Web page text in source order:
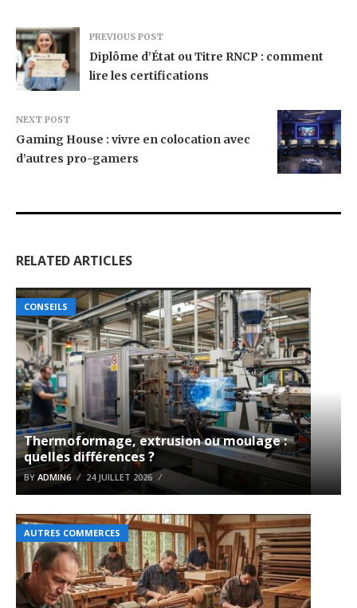
PREVIOUS POST
Diplôme d’État ou Titre RNCP : comment
lire les certifications
NEXT POST
Gaming House : vivre en colocation avec
d’autres pro-gamers
RELATED ARTICLES
CONSEILS
Thermoformage, extrusion ou moulage :
quelles différences ?
BY ADMIN6 24 JUILLET 2026
AUTRES COMMERCES